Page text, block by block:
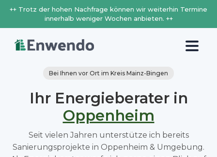
++ Trotz der hohen Nachfrage können wir weiterhin Termine
innerhalb weniger Wochen anbieten. ++
Bei Ihnen vor Ort im Kreis Mainz-Bingen
Ihr Energieberater in
Oppenheim
Seit vielen Jahren unterstütze ich bereits
Sanierungsprojekte in Oppenheim & Umgebung.